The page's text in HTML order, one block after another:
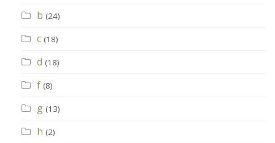
b (24)
c (18)
d (18)
f (8)
g (13)
h (2)